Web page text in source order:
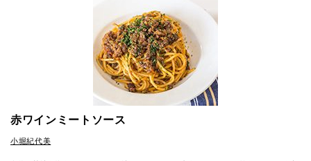
赤ワインミートソース
小堀紀代美